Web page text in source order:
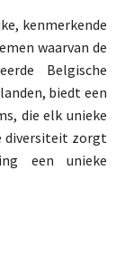
kenmerkende
waarvan de
Belgische
biedt een
die elk unieke
diversiteit zorgt
een unieke